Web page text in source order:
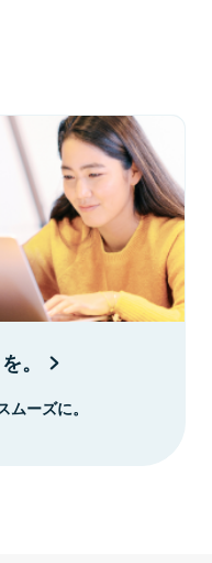
。
ーズに。